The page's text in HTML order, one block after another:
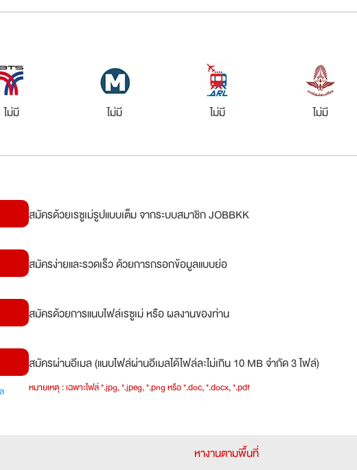
ไม่มี ไม่มี ไม่มี ไม่มี
สมัครด้วยเรซูเม่รูปแบบเต็ม จากระบบสมาชิก JOBBKK
สมัครง่ายและรวดเร็ว ด้วยการกรอกข้อมูลแบบย่อ
สมัครด้วยการแนบไฟล์เรซูเม่ หรือ ผลงานของท่าน
สมัครผ่านอีเมล (แนบไฟล์ผ่านอีเมลได้ไฟล์ละไม่เกิน 10 MB จำกัด 3 ไฟล์)
หมายเหตุ : เฉพาะไฟล์ *.jpg, *.jpeg, *.png หรือ *.doc, *.docx, *.pdf
หางานตามพื้นที่